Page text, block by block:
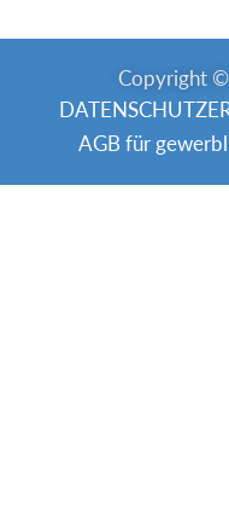
Copyright
AGB für